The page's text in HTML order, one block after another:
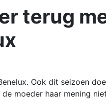
terug
Ook dit seizoen
moeder haar mening niet